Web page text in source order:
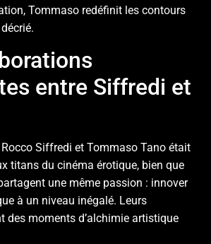
Tommaso redéfinit les contours
entre Siffredi et
Siffredi et Tommaso Tano était
titans du cinéma érotique, bien que
une même passion : innover
à un niveau inégalé. Leurs
des moments d’alchimie artistique